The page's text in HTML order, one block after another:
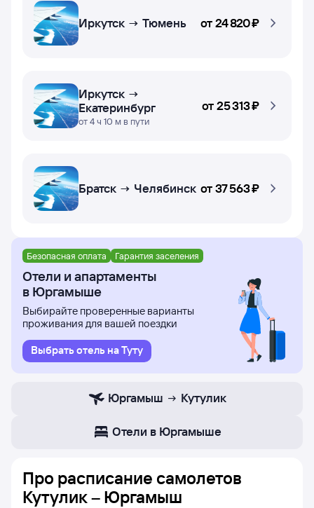
Иркутск → Тюмень от24 ⁠820 ⁠₽
Иркутск →
Екатеринбург
от 4 ч 10 м в пути
от25 ⁠313 ⁠₽
Братск → Челябинск от37 ⁠563 ⁠₽
Безопасная оплата Гарантия заселения
Отели и апартаменты
в Юргамыше
Выбирайте проверенные варианты
проживания для вашей поездки
Выбрать отель на Туту
Юргамыш Кутулик
Отели в Юргамыше
Про расписание самолетов
Кутулик – Юргамыш